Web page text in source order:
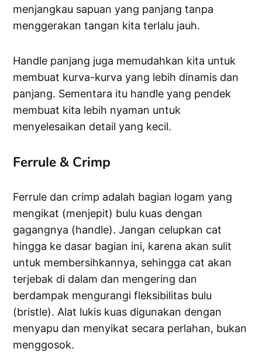
menjangkau sapuan yang panjang tanpa
menggerakan tangan kita terlalu jauh.
Handle panjang juga memudahkan kita untuk
membuat kurva-kurva yang lebih dinamis dan
panjang. Sementara itu handle yang pendek
membuat kita lebih nyaman untuk
menyelesaikan detail yang kecil.
Ferrule & Crimp
Ferrule dan crimp adalah bagian logam yang
mengikat (menjepit) bulu kuas dengan
gagangnya (handle). Jangan celupkan cat
hingga ke dasar bagian ini, karena akan sulit
untuk membersihkannya, sehingga cat akan
terjebak di dalam dan mengering dan
berdampak mengurangi fleksibilitas bulu
(bristle). Alat lukis kuas digunakan dengan
menyapu dan menyikat secara perlahan, bukan
menggosok.